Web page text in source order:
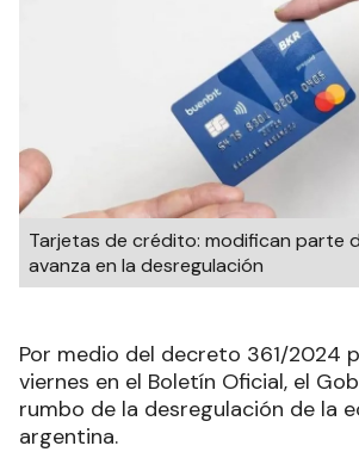
Tarjetas de crédito: modifican parte
avanza en la desregulación
Por medio del decreto 361/2024
viernes en el Boletín Oficial, el
rumbo de la desregulación de la
argentina.